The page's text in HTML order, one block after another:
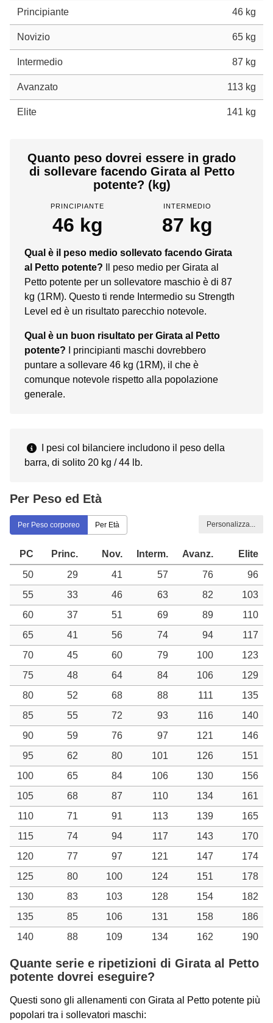
Principiante 46 kg
Novizio 65 kg
Intermedio 87 kg
Avanzato 113 kg
Elite 141 kg
Quanto peso dovrei essere in grado
di sollevare facendo Girata al Petto
potente? (kg)
PRINCIPIANTE
46 kg
INTERMEDIO
87 kg
Qual è il peso medio sollevato facendo Girata
al Petto potente?
Il peso medio per Girata al
Petto potente per un sollevatore maschio è di 87
kg (1RM). Questo ti rende Intermedio su Strength
Level ed è un risultato parecchio notevole.
Qual è un buon risultato per Girata al Petto
potente?
I principianti maschi dovrebbero
puntare a sollevare 46 kg (1RM), il che è
comunque notevole rispetto alla popolazione
generale.
I pesi col bilanciere includono il peso della
barra, di solito 20 kg / 44 lb.
Per Peso ed Età
Per Peso corporeo Per Età Personalizza...
PC Princ. Nov. Interm. Avanz.
Elite
50
29 41 57 76
96
55
33 46 63 82
103
60
37 51 69 89
110
65
41 56 74 94
117
70
45 60 79 100
123
75
48 64 84 106
129
80
52 68 88 111
135
85
55 72 93 116
140
90
59 76 97 121
146
95
62 80 101 126
151
100
65 84 106 130
156
105
68 87 110 134
161
110
71 91 113 139
165
115
74 94 117 143
170
120
77 97 121 147
174
125
80 100 124 151
178
130
83 103 128 154
182
135
85 106 131 158
186
140
88 109 134 162 190
Quante serie e ripetizioni di Girata al Petto
potente dovrei eseguire?
Questi sono gli allenamenti con Girata al Petto potente più
popolari tra i sollevatori maschi: